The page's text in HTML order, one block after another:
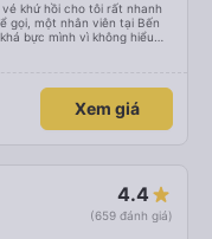
khứ hồi cho tôi rất nhanh
gọi, một nhân viên tại Bến
bực mình vì không hiểu
được biết là tôi đã đặt
khi đặt vé, tốt nhất là khi
Xem giá
4.4
(659 đánh giá)